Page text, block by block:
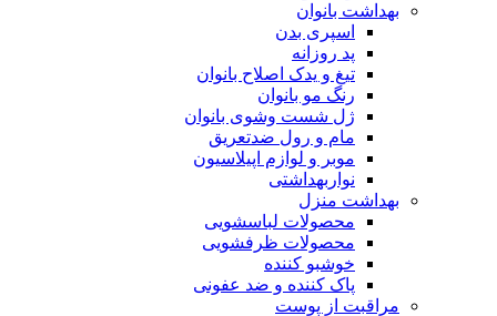
بهداشت بانوان
اسپری بدن
پد روزانه
تیغ و یدک اصلاح بانوان
رنگ مو بانوان
ژل شست وشوی بانوان
مام و رول ضدتعریق
موبر و لوازم اپیلاسیون
نواربهداشتی
بهداشت منزل
محصولات لباسشویی
محصولات ظرفشویی
خوشبو کننده
پاک کننده و ضد عفونی
مراقبت از پوست